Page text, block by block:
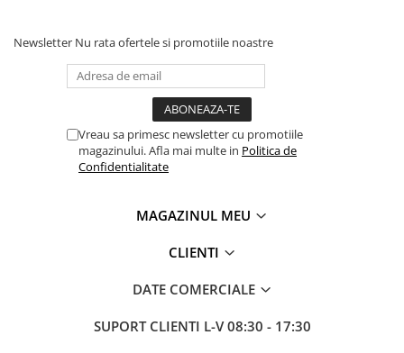
Newsletter Nu rata ofertele si promotiile noastre
Vreau sa primesc newsletter cu promotiile
magazinului. Afla mai multe in Politica de
Confidentialitate
MAGAZINUL MEU
CLIENTI
DATE COMERCIALE
SUPORT CLIENTI L-V 08:30 - 17:30